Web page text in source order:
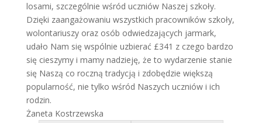
losami, szczególnie wśród uczniów Naszej szkoły.
Dzięki zaangażowaniu wszystkich pracowników szkoły,
wolontariuszy oraz osób odwiedzających jarmark,
udało Nam się wspólnie uzbierać £341 z czego bardzo
się cieszymy i mamy nadzieję, że to wydarzenie stanie
się Naszą co roczną tradycją i zdobędzie większą
popularność, nie tylko wśród Naszych uczniów i ich
rodzin.
Żaneta Kostrzewska